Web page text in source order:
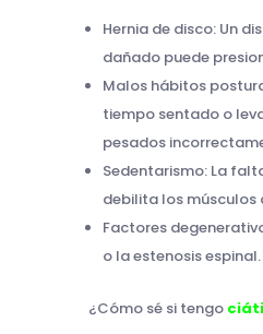
Hernia de disco: Un
dañado puede
Malos hábitos
tiempo sentado o
pesados
Sedentarismo: La
debilita los músculos
Factores
o la estenosis espinal.
¿Cómo sé si tengo